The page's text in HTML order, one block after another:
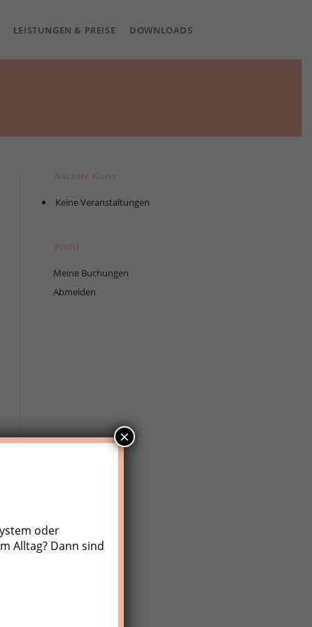
LEISTUNGEN & PREISE DOWNLOADS
Nächste Kurse
Keine Veranstaltungen
Profil
Meine Buchungen
Abmelden
oder
Alltag? Dann sind
×